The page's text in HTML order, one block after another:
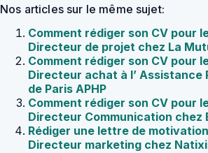
Nos articles sur le même sujet:
Comment rédiger son CV pour
Directeur de projet chez La
Comment rédiger son CV pour
Directeur achat à l’ Assistance
de Paris APHP
Comment rédiger son CV pour
Directeur Communication chez
Rédiger une lettre de
Directeur marketing chez